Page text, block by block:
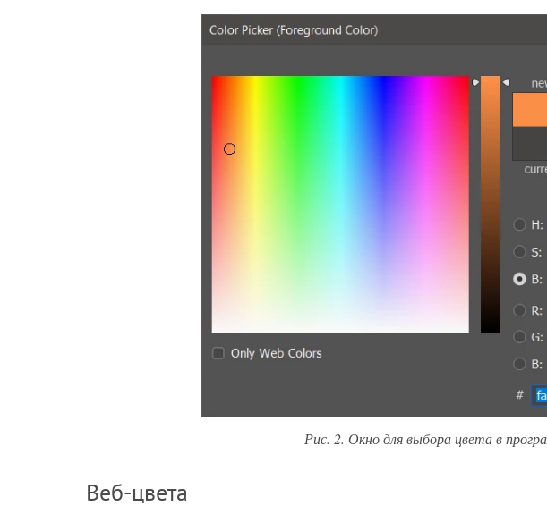
Рис. 2. Окно для выбора цвета в
Веб-цвета